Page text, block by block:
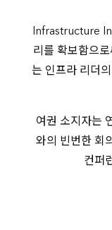
The
Infrastructure
리를 확보함으
는 인프라 리더
여권 소지자는
와의 빈번한 회
컨퍼